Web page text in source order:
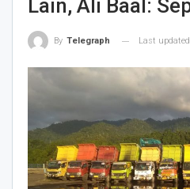
Lain, Ali Baal:
By Telegraph Last updated